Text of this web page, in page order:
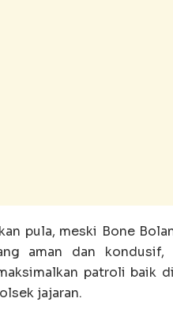
pula, meski Bone
aman dan kondusif,
patroli baik
jajaran.